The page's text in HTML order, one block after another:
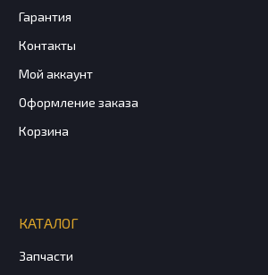
Гарантия
Контакты
Мой аккаунт
Оформление заказа
Корзина
КАТАЛОГ
Запчасти